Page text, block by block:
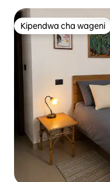
Kipendwa cha wageni
Kipendwa cha wageni